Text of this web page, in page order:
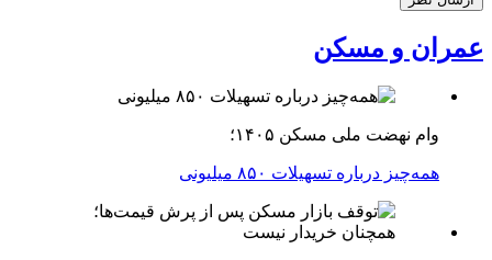
عمران و مسکن
وام نهضت ملی مسکن ۱۴۰۵؛
همه‌چیز درباره تسهیلات ۸۵۰ میلیونی